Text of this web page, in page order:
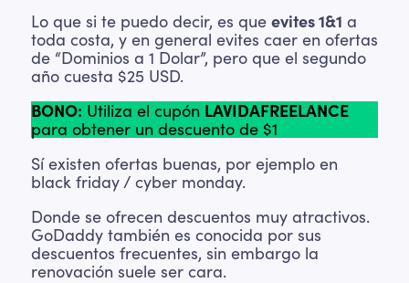
Lo que si te puedo decir, es que evites 1&1 a
toda costa, y en general evites caer en ofertas
de “Dominios a 1 Dolar”, pero que el segundo
año cuesta $25 USD.
BONO: Utiliza el cupón LAVIDAFREELANCE
para obtener un descuento de $1
Sí existen ofertas buenas, por ejemplo en
black friday / cyber monday.
Donde se ofrecen descuentos muy atractivos.
GoDaddy también es conocida por sus
descuentos frecuentes, sin embargo la
renovación suele ser cara.